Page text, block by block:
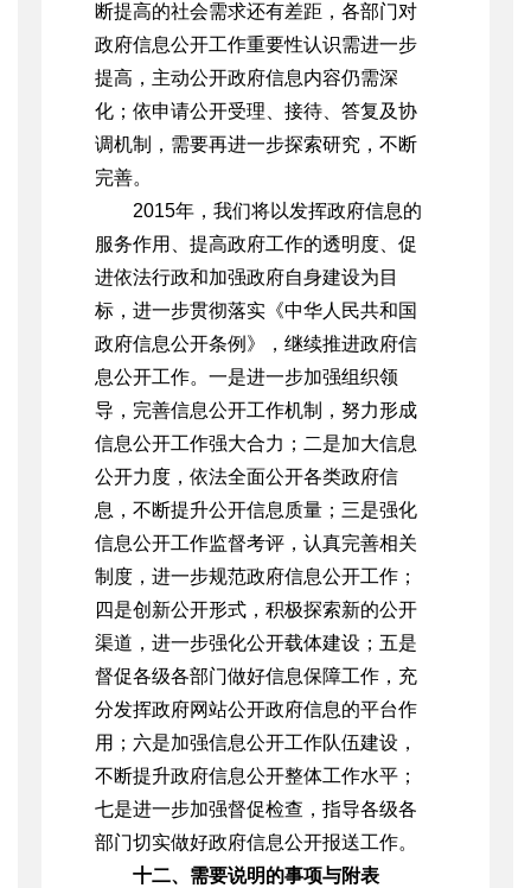
断提高的社会需求还有差距，各部门对
政府信息公开工作重要性认识需进一步
提高，主动公开政府信息内容仍需深
化；依申请公开受理、接待、答复及协
调机制，需要再进一步探索研究，不断
完善。
2015年，我们将以发挥政府信息的
服务作用、提高政府工作的透明度、促
进依法行政和加强政府自身建设为目
标，进一步贯彻落实《中华人民共和国
政府信息公开条例》，继续推进政府信
息公开工作。一是进一步加强组织领
导，完善信息公开工作机制，努力形成
信息公开工作强大合力；二是加大信息
公开力度，依法全面公开各类政府信
息，不断提升公开信息质量；三是强化
信息公开工作监督考评，认真完善相关
制度，进一步规范政府信息公开工作；
四是创新公开形式，积极探索新的公开
渠道，进一步强化公开载体建设；五是
督促各级各部门做好信息保障工作，充
分发挥政府网站公开政府信息的平台作
用；六是加强信息公开工作队伍建设，
不断提升政府信息公开整体工作水平；
七是进一步加强督促检查，指导各级各
部门切实做好政府信息公开报送工作。
十二、需要说明的事项与附表